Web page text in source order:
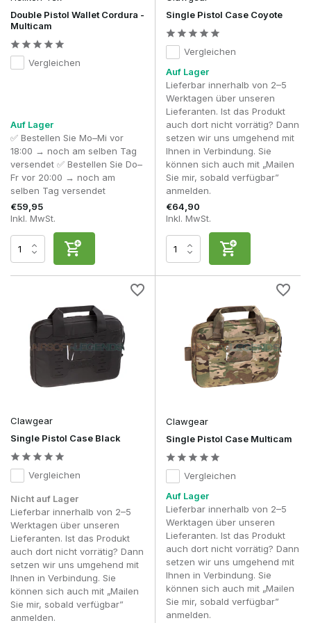
BB's.
Gasflaschen oder CO₂-Kartuschen.
Augen-
Gehörschutz.
Reinigungs- und Pflegemittel.
Gerade diese durchdachte Aufteilung macht die Helikon-Tex
Range Bag zu einer hervorragenden Wahl für alle, die Wert
auf Übersichtlichkeit und Effizienz legen.
Nicht nur für Airsoft
Obwohl eine Airsoft-Pistolen-Tasche oft mit Skirmishes und
Trainingsübungen in Verbindung gebracht wird, werden
hochwertige Pistolen-Taschen auch im Schießsport häufig
verwendet.
Sportschützen nehmen bei einem Besuch auf dem
Schießstand in der Regel mehr als nur eine Pistole mit.
Ersatzmagazine, Munition, Gehörschutz, Schutzbrillen,
Reinigungssets und Kleinwerkzeug müssen übersichtlich
Eine gut organisierte Range Bag oder Tactical Pistol Bag
verhindert, dass die Ausrüstung lose durcheinanderliegt, und
sorgt dafür, dass alle notwendigen Utensilien sofort
griffbereit sind. Das erhöht nicht nur den Bedienkomfort,
sondern trägt auch dazu bei, die Ausrüstung ordentlich und
Daher ist eine hochwertige Pistolen-Tasche nicht nur eine
praktische Wahl für Airsoft-Spieler, sondern auch für
Sportschützen, Ausbilder und alle, die ihre Ausrüstung
übersichtlich transportieren möchten.
Schutz und Übersicht
Eine hochwertige Handgun-Tasche bietet ein ausgewogenes
Verhältnis zwischen Schutz und Zugriffsmöglichkeiten. Dank
der gepolsterten Innenseite sind die Pistolen vor Kratzern und
leichten Stößen geschützt, während die durchdachte
Aufteilung dafür sorgt, dass das Zubehör nicht lose in der
Tasche herumrutscht.
Bei Repliken, die mit einem Leuchtpunktvisier, einer
Waffenlampe oder einer Leuchtspurvorrichtung ausgestattet
sind, ist es zudem wichtig, dass diese Zubehörteile nicht
Double Pistol Wallet Cordura -
Multicam
Vergleichen
Auf Lager
✅ Bestellen Sie Mo–Mi vor
18:00 → noch am selben Tag
versendet ✅ Bestellen Sie Do–
Fr vor 20:00 → noch am
selben Tag versendet
€59,95
Inkl. MwSt.
Single Pistol Case Coyote
Vergleichen
Auf Lager
Lieferbar innerhalb von 2–5
Werktagen über unseren
Lieferanten. Ist das Produkt
auch dort nicht vorrätig? Dann
setzen wir uns umgehend mit
Ihnen in Verbindung. Sie
können sich auch mit „Mailen
Sie mir, sobald verfügbar”
anmelden.
€64,90
Inkl. MwSt.
Clawgear
Single Pistol Case Black
Vergleichen
Nicht auf Lager
Lieferbar innerhalb von 2–5
Werktagen über unseren
Lieferanten. Ist das Produkt
auch dort nicht vorrätig? Dann
setzen wir uns umgehend mit
Ihnen in Verbindung. Sie
können sich auch mit „Mailen
Sie mir, sobald verfügbar”
anmelden.
Clawgear
Single Pistol Case Multicam
Vergleichen
Auf Lager
Lieferbar innerhalb von 2–5
Werktagen über unseren
Lieferanten. Ist das Produkt
auch dort nicht vorrätig? Dann
setzen wir uns umgehend mit
Ihnen in Verbindung. Sie
können sich auch mit „Mailen
Sie mir, sobald verfügbar”
anmelden.